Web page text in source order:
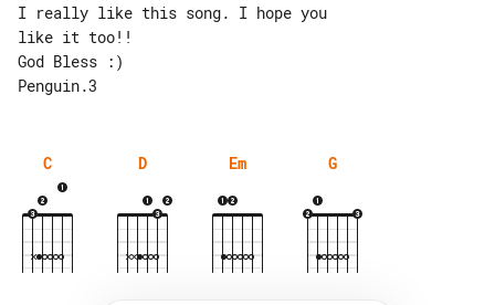
I really like this song. I hope you
like it too!!
God Bless :)
C D Em G